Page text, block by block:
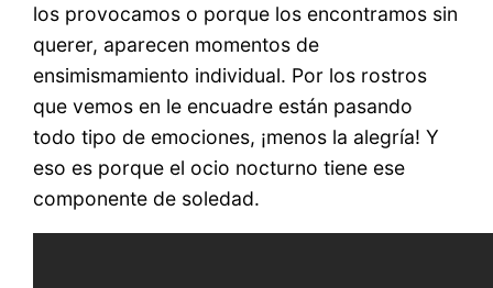
los provocamos o porque los encontramos sin
querer, aparecen momentos de
ensimismamiento individual. Por los rostros
que vemos en le encuadre están pasando
todo tipo de emociones, ¡menos la alegría! Y
eso es porque el ocio nocturno tiene ese
componente de soledad.